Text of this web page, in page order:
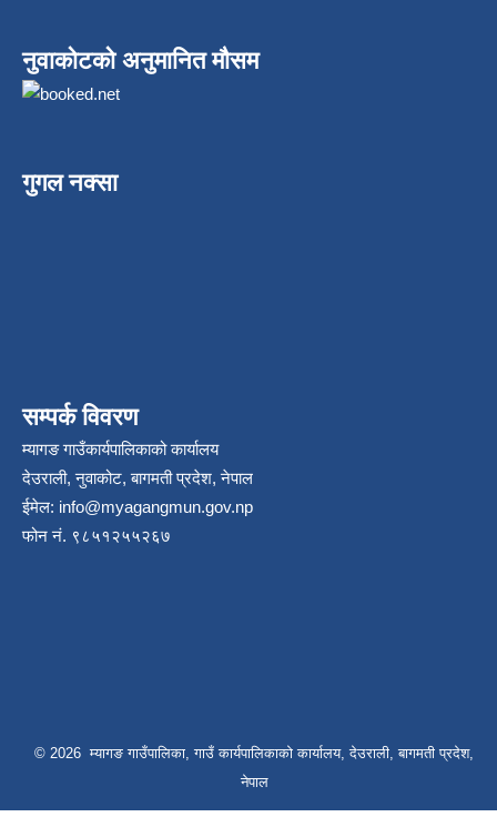
नुवाकोटको अनुमानित मौसम
गुगल नक्सा
सम्पर्क विवरण
म्यागङ गाउँकार्यपालिकाको कार्यालय
देउराली, नुवाकोट, बागमती प्रदेश, नेपाल
ईमेल: info@myagangmun.gov.np
फोन नं. ९८५१२५५२६७
© 2026 म्यागङ गाउँपालिका, गाउँ कार्यपालिकाको कार्यालय, देउराली, बागमती प्रदेश,
नेपाल